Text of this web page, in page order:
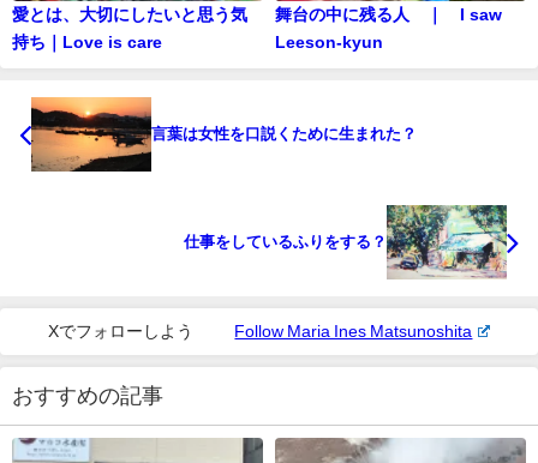
愛とは、大切にしたいと思う気
持ち｜Love is care
舞台の中に残る人 ｜ I saw
Leeson-kyun
言葉は女性を口説くために生まれた？
仕事をしているふりをする？
Xでフォローしよう Follow Maria Ines Matsunoshita
おすすめの記事